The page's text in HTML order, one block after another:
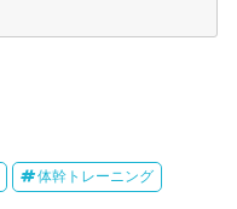
体幹トレーニング